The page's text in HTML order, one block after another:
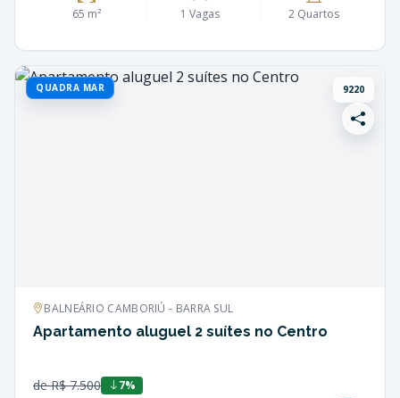
65 m² 1 Vagas 2 Quartos
QUADRA MAR 9220
BALNEÁRIO CAMBORIÚ - BARRA SUL
Apartamento aluguel 2 suítes no Centro
de R$ 7.500 7%